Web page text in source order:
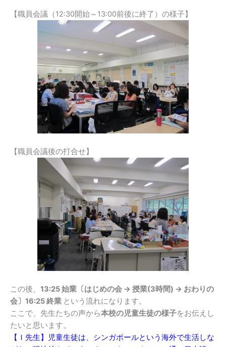
【職員会議（12:30開始～13:00前後に終了）の様子】
【職員会議後の打合せ】
この後、 13:25 始業〔はじめの会 → 授業(3時間) → おわりの
会〕16:25 終業 という流れになります。
ここで、先生たちの声から本校の児童生徒の様子をお伝えし
たいと思います。
【Ｉ先生】児童生徒は、シンガポールという海外で生活しな